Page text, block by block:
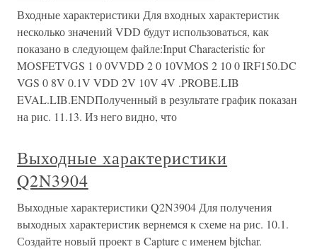
Входные характеристики Для входных характеристик
несколько значений VDD будут использоваться, как
показано в следующем файле:Input Characteristic for
MOSFETVGS 1 0 0VVDD 2 0 10VMOS 2 10 0 IRF150.DC
VGS 0 8V 0.1V VDD 2V 10V 4V .PROBE.LIB
EVAL.LIB.ENDПолученный в результате график показан
на рис. 11.13. Из него видно, что
Выходные характеристики
Q2N3904
Выходные характеристики Q2N3904 Для получения
выходных характеристик вернемся к схеме на рис. 10.1.
Создайте новый проект в Capture с именем bjtchar.